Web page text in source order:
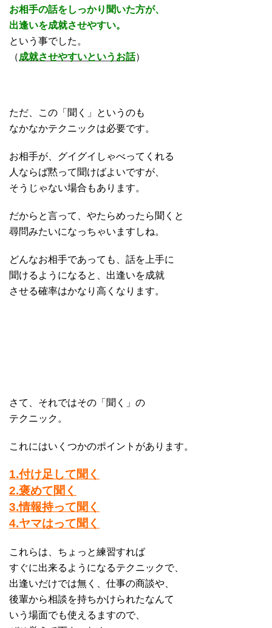
お相手の話をしっかり聞いた方が、
出逢いを成就させやすい。
という事でした。
（成就させやすいというお話）
ただ、この「聞く」というのも
なかなかテクニックは必要です。
お相手が、グイグイしゃべってくれる
人ならば黙って聞けばよいですが、
そうじゃない場合もあります。
だからと言って、やたらめったら聞くと
尋問みたいになっちゃいますしね。
どんなお相手であっても、話を上手に
聞けるようになると、出逢いを成就
させる確率はかなり高くなります。
さて、それではその「聞く」の
テクニック。
これにはいくつかのポイントがあります。
1.付け足して聞く
2.褒めて聞く
3.情報持って聞く
4.ヤマはって聞く
これらは、ちょっと練習すれば
すぐに出来るようになるテクニックで、
出逢いだけでは無く、仕事の商談や、
後輩から相談を持ちかけられたなんて
いう場面でも使えるますので、